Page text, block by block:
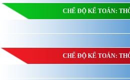
CHẾ ĐỘ KẾ TOÁN:
CHẾ ĐỘ KẾ TOÁN: